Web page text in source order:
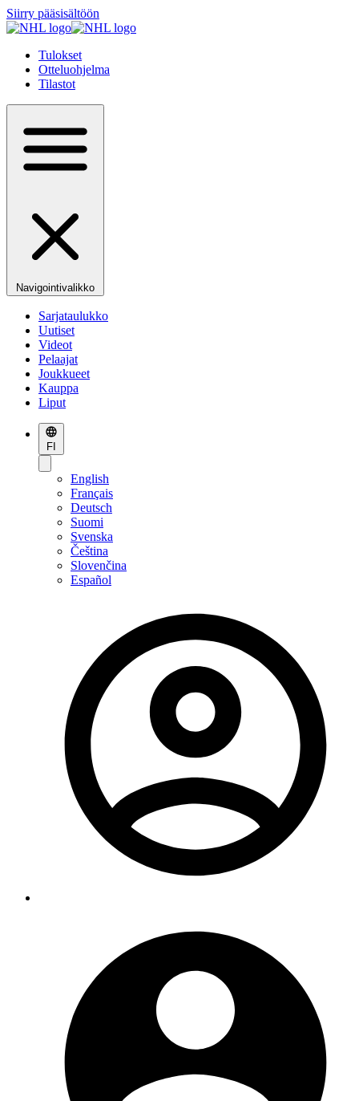
Siirry pääsisältöön
Tulokset
Otteluohjelma
Tilastot
Navigointivalikko
Sarjataulukko
Uutiset
Videot
Pelaajat
Joukkueet
Kauppa
Liput
FI
English
Français
Deutsch
Suomi
Svenska
Čeština
Slovenčina
Español